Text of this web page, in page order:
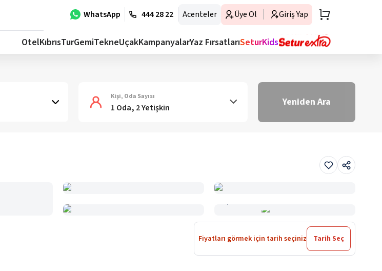
WhatsApp 444 28 22 Acenteler Üye Ol Giriş Yap
OtelKıbrısTurGemiTekneUçakKampanyalarYaz FırsatlarıSeturKids
Kişi, Oda Sayısı
1 Oda, 2 Yetişkin Yeniden Ara
Fiyatları görmek için tarih seçiniz Tarih Seç